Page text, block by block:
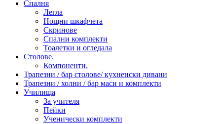
Спалня
Легла
Нощни шкафчета
Скринове
Спални комплекти
Тоалетки и огледала
Столове.
Компоненти.
Трапезни / бар столове/ кухненски дивани
Трапезни / холни / бар маси и комплекти
Училища
За учителя
Пейки
Ученически комплекти